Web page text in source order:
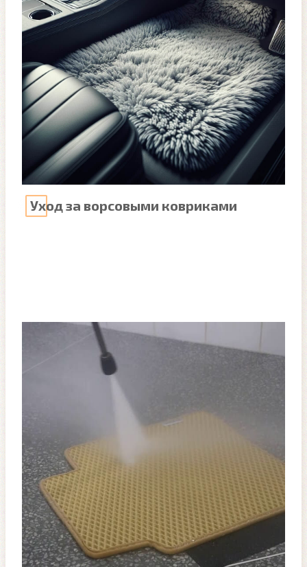
Уход за ворсовыми ковриками